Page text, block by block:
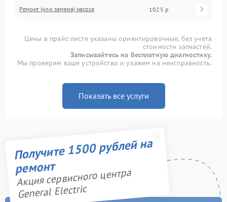
Ремонт (или замена) насоса 1025 р
Цены в прайс-листе указаны ориентировочные, без учета
стоимости запчастей.
Записывайтесь на бесплатную диагностику.
Мы проверим ваше устройство и укажем на неисправность.
Показать все услуги
Получите 1500 рублей на
ремонт
Акция сервисного центра
General Electric